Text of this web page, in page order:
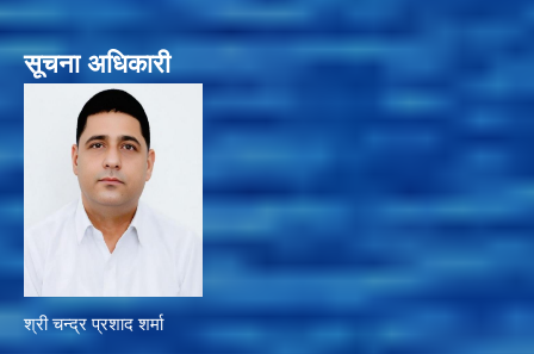
सूचना अधिकारी
श्री चन्द्र प्रशाद शर्मा